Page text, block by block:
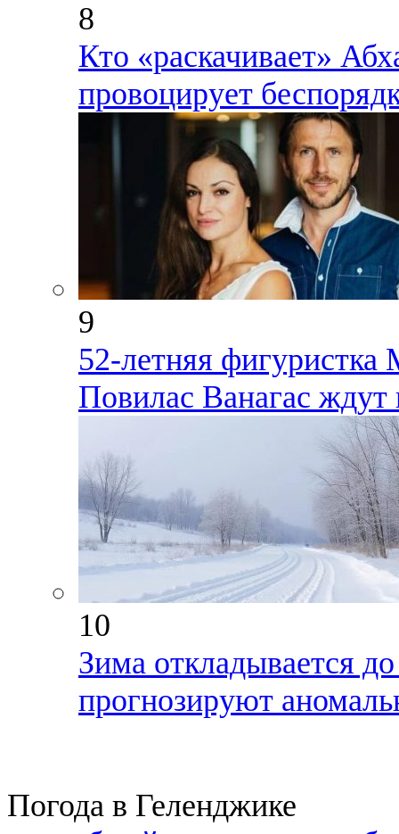
8
Кто «раскачивает»
провоцирует
9
52-летняя
Повилас Ванагас ждут
10
Зима откладывается
прогнозируют
Погода в Геленджике